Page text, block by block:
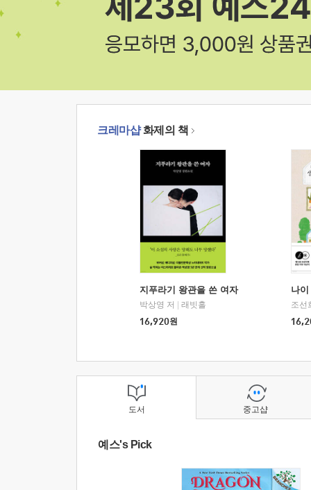
크레마샵화제의 책
지푸라기 왕관을 쓴 여자
박상영 저
래빗홀
16,920원
나
조선
도서
예스's Pick
중고샵